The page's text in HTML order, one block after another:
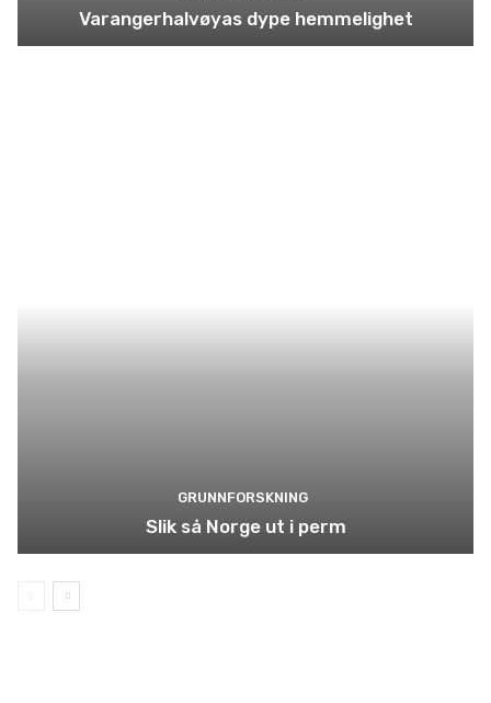
Varangerhalvøyas dype hemmelighet
GRUNNFORSKNING
Slik så Norge ut i perm